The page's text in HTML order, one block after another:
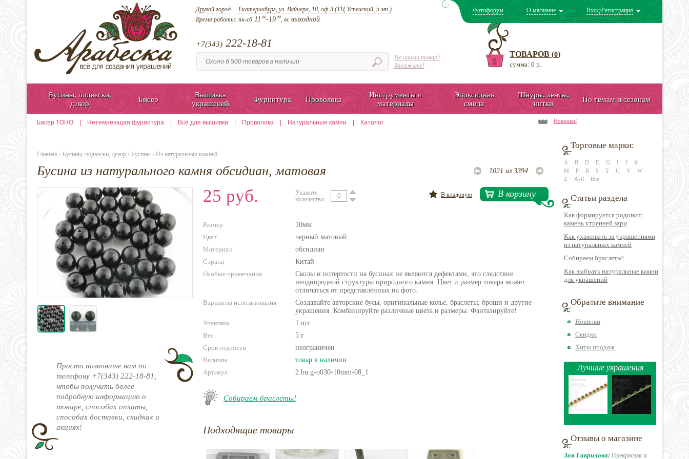
Другой город Екатеринбург, ул. Вайнера, 10, оф.3 (ТЦ Успенский, 5 эт.)
Время работы: пн-сб11 00-19 00, всвыходной
+7(343) 222-18-81
Не нашли товар?
Закажите!
Фотофорум О магазине Вход/Регистрация
ТОВАРОВ (0)
сумма: 0 р.
Бусины, подвески,
декор
Бисер
Вышивка
украшений
Фурнитура Проволока
Инструменты и
материалы
Эпоксидная
смола
Шнуры, ленты,
нитки
По темам и сезонам
Бисер TOHO Нетемнеющая фурнитура Всё для вышивки Проволока Натуральные камни Каталог Новинки!
Главная › Бусины, подвески, декор › Бусины › Из натуральных камней
Бусина из натурального камня обсидиан, матовая 1021 из 3394
Просто позвоните нам по
телефону +7(343) 222-18-81,
чтобы получить более
подробную информацию о
товаре, способах оплаты,
способах доставки, скидках и
акциях!
25 руб.
Укажите
количество:
В корзину
В кладовую
Размер
10мм
Цвет
черный матовый
Материал
обсидиан
Страна
Китай
Особые примечания
Сколы и потертости на бусинах не являются дефектами, это следствие
неоднородной структуры природного камня. Цвет и размер товара может
отличаться от представленных на фото.
Варианты использования
Создавайте авторские бусы, оригинальные колье, браслеты, броши и другие
украшения. Комбинируйте различные цвета и размеры. Фантазируйте!
Упаковка
1 шт
Вес
5 г
Срок годности
неограничен
Наличие
товар в наличии
Артикул
2.bu.g-o030-10mm-08_1
Собираем браслеты!
Подходящие товары
Торговые марки:
A B D E G I J
K
M
P R S T U V
W
Z
А-Я Все
Статьи раздела
Как формируется родонит:
камень утренней зари
Как ухаживать за украшениями
из натуральных камней
Собираем браслеты!
Как выбрать натуральные камни
для украшений
Обратите внимание
Новинки
Скидки
Хиты продаж
Лучшие украшения
Отзывы о магазине
Зоя Гаврилова: Прекрасная и